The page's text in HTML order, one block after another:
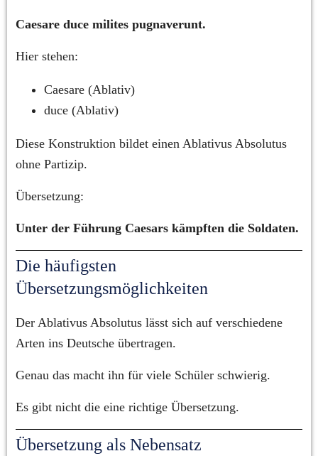
Caesare duce milites pugnaverunt.
Hier stehen:
Caesare (Ablativ)
duce (Ablativ)
Diese Konstruktion bildet einen Ablativus Absolutus
ohne Partizip.
Übersetzung:
Unter der Führung Caesars kämpften die Soldaten.
Die häufigsten
Übersetzungsmöglichkeiten
Der Ablativus Absolutus lässt sich auf verschiedene
Arten ins Deutsche übertragen.
Genau das macht ihn für viele Schüler schwierig.
Es gibt nicht die eine richtige Übersetzung.
Übersetzung als Nebensatz